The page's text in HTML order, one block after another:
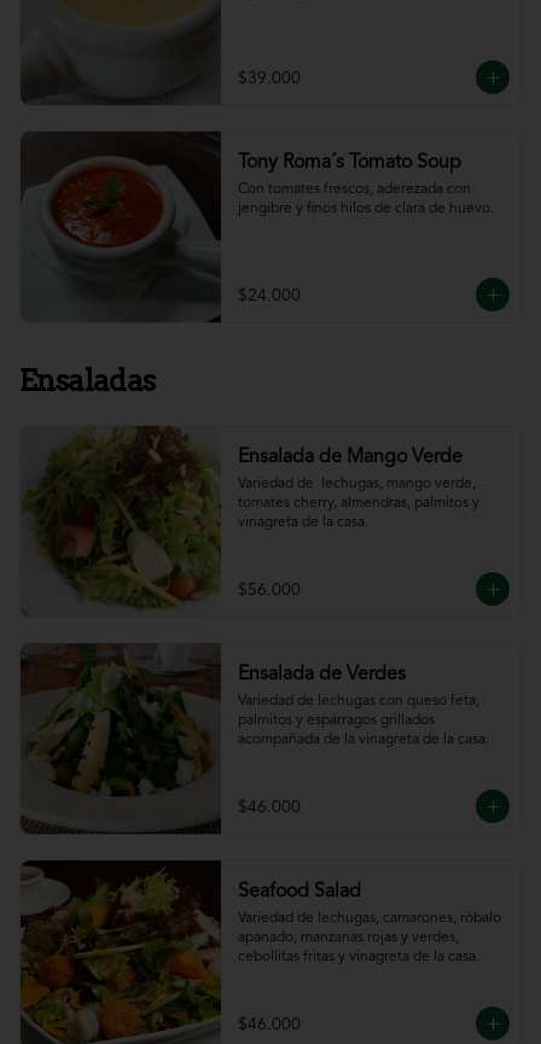
$39.000
Tony Roma´s Tomato Soup
Con tomates frescos, aderezada con
jengibre y finos hilos de clara de huevo.
$24.000
Ensaladas
Ensalada de Mango Verde
Variedad de  lechugas, mango verde,
tomates cherry, almendras, palmitos y
vinagreta de la casa.
$56.000
Ensalada de Verdes
Variedad de lechugas con queso feta,
palmitos y espárragos grillados
acompañada de la vinagreta de la casa.
$46.000
Seafood Salad
Variedad de lechugas, camarones, róbalo
apanado, manzanas rojas y verdes,
cebollitas fritas y vinagreta de la casa.
$46.000